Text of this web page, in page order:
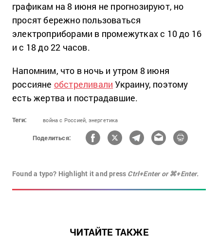
графикам на 8 июня не прогнозируют, но
просят бережно пользоваться
электроприборами в промежутках с 10 до 16
и с 18 до 22 часов.
Напомним, что в ночь и утром 8 июня
россияне обстреливали Украину, поэтому
есть жертва и пострадавшие.
Теги: война с Россией, энергетика
Поделиться:
Found a typo? Highlight it and press Ctrl+Enter or ⌘+Enter.
ЧИТАЙТЕ ТАКЖЕ